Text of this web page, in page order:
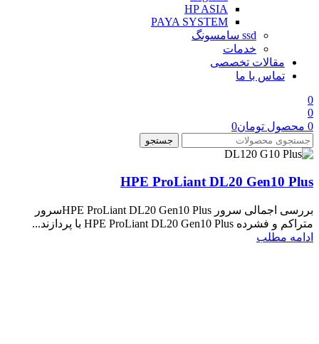
HP ASIA
PAYA SYSTEM
ssd سامسونگ
خدمات
مقالات تخصصی
تماس با ما
0
0
0 محصول تومان0
جستجو
HPE ProLiant DL20 Gen10 Plus
بررسی اجمالی سرور HPE ProLiant DL20 Gen10 Plusسرور
متراکم و فشرده HPE ProLiant DL20 Gen10 Plus با پردازند...
ادامه مطلب